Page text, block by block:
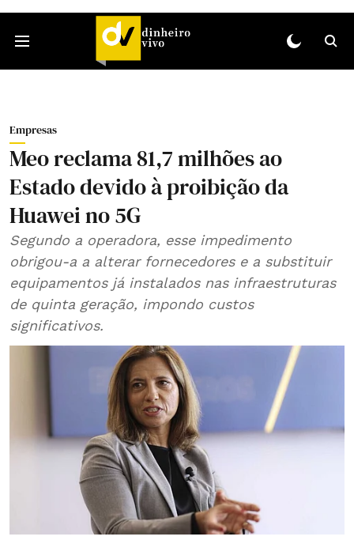
Empresas
Meo reclama 81,7 milhões ao
Estado devido à proibição da
Huawei no 5G
Segundo a operadora, esse impedimento
obrigou-a a alterar fornecedores e a substituir
equipamentos já instalados nas infraestruturas
de quinta geração, impondo custos
significativos.